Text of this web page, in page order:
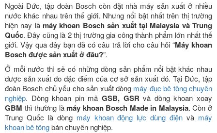
Ngoài Đức, tập đoàn Bosch còn đặt nhà máy sản xuất ở nhiều
nước khác nhau trên thế giới. Nhưng nổi bật nhất trên thị trường
hiện nay là máy khoan Bosch sản xuất tại Malaysia và Trung
Quốc. Đây cũng là 2 thị trường gia công thành phẩm lớn nhất thế
giới. Vậy qua đây bạn đã có câu trả lời cho câu hỏi “Máy khoan
Bosch được sản xuất ở đâu?”.
Ở mỗi nước thì sẽ có những dòng sản phẩm nổi bật khác nhau
được sản xuất do đặc điểm của cơ sở sản xuất đó. Tại Đức, tập
đoàn Bosch chủ yếu cho sản xuất dòng máy đục bê tông chuyên
nghiệp. Dòng khoan pin mã GSB, GSR và dòng khoan xoay
GBM thì thường là máy khoan Bosch Made in Malaysia. Còn ở
Trung Quốc là dòng máy khoan động lực dùng điện và máy
khoan bê tôngbán chuyên nghiệp.